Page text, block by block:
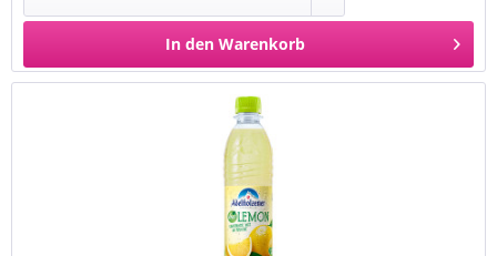
In den Warenkorb